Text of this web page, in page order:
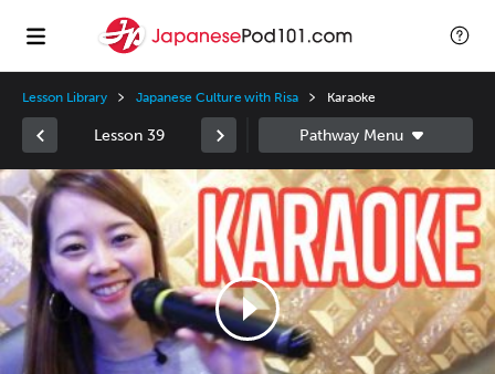
Lesson Library Japanese Culture with Risa Karaoke
Lesson 39
Video
Player